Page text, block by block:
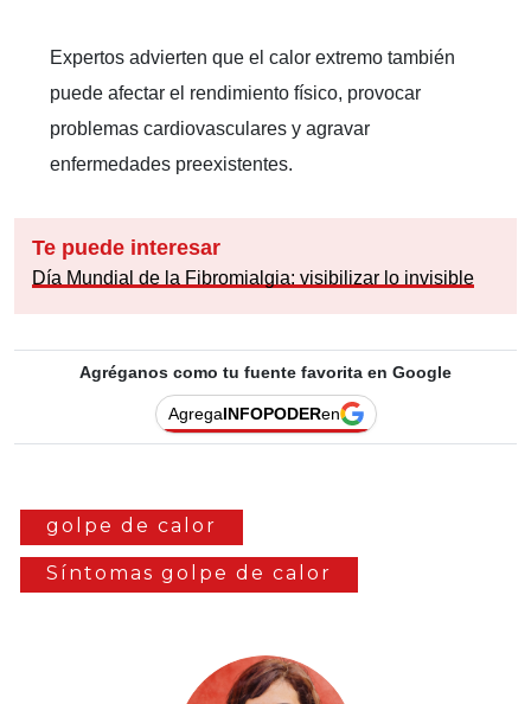
Expertos advierten que el calor extremo también
puede afectar el rendimiento físico, provocar
problemas cardiovasculares y agravar
enfermedades preexistentes.
Te puede interesar
Día Mundial de la Fibromialgia: visibilizar lo invisible
Agréganos como tu fuente favorita en Google
AgregaINFOPODERen
golpe de calor
Síntomas golpe de calor